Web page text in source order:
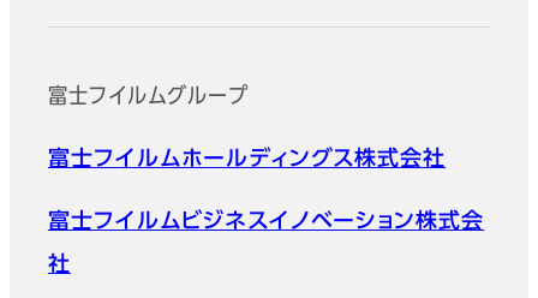
富士フイルムグループ
富士フイルムホールディングス株式会社
富士フイルムビジネスイノベーション株式会
社